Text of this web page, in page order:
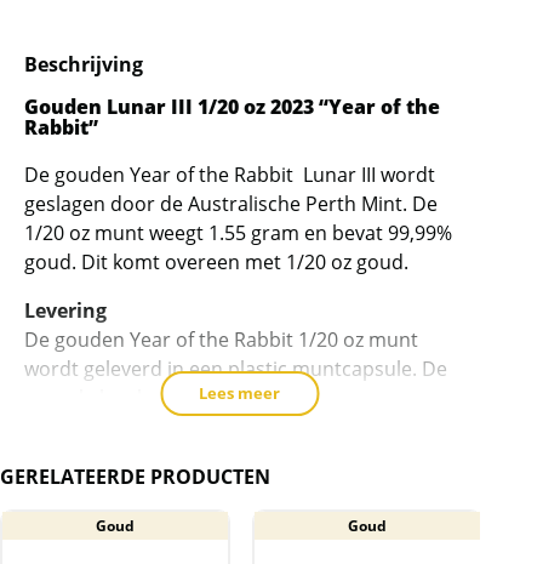
de
wachtlijst
voor
product
toe
voegen
Beschrijving
Gouden Lunar III 1/20 oz 2023 “Year of the
Rabbit”
De gouden Year of the Rabbit Lunar III wordt
geslagen door de Australische Perth Mint. De
1/20 oz munt weegt 1.55 gram en bevat 99,99%
goud. Dit komt overeen met 1/20 oz goud.
Levering
De gouden Year of the Rabbit 1/20 oz munt
wordt geleverd in een plastic muntcapsule. De
capsule kan krasjes bevatten.
Gouden munten zijn vrijgesteld van btw.
Lees meer
GERELATEERDE PRODUCTEN
Goud Goud